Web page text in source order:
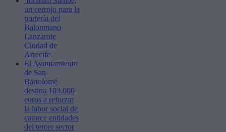
un cerrojo para la
portería del
Balonmano
Lanzarote
Ciudad de
Arrecife
El Ayuntamiento
de San
Bartolomé
destina 103.000
euros a reforzar
la labor social de
catorce entidades
del tercer sector